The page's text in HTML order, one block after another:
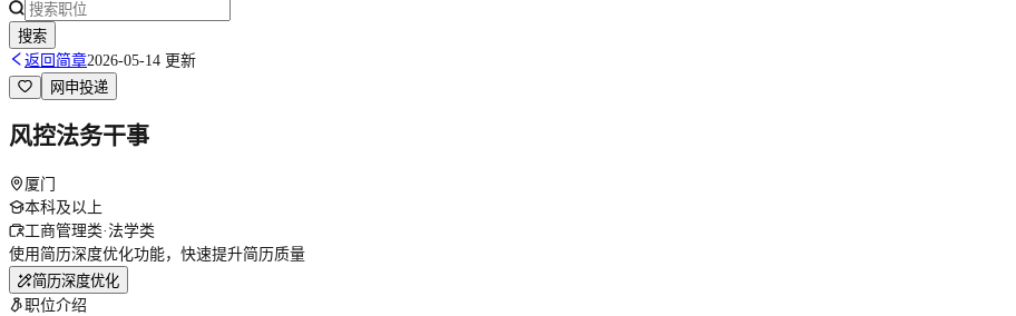
搜索
返回简章2026-05-14 更新
网申投递
风控法务干事
厦门
本科及以上
工商管理类·法学类
使用简历深度优化功能，快速提升简历质量
简历深度优化
职位介绍